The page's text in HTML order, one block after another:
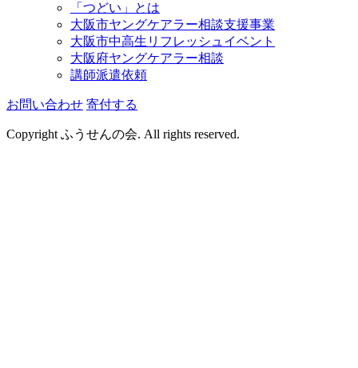
「つどい」とは
大阪市ヤングケアラー相談支援事業
大阪市中高生リフレッシュイベント
大阪府ヤングケアラー相談
講師派遣依頼
お問い合わせ 寄付する
Copyright ふうせんの会. All rights reserved.